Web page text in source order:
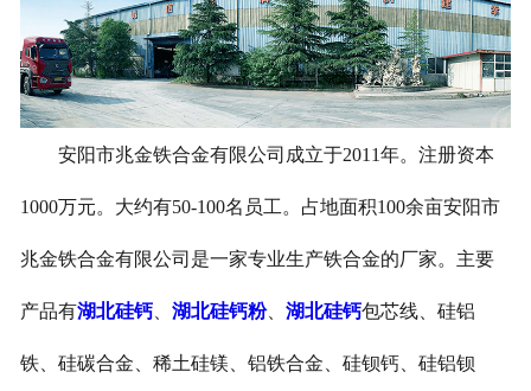
安阳市兆金铁合金有限公司成立于2011年。注册资本
1000万元。大约有50-100名员工。占地面积100余亩安阳市
兆金铁合金有限公司是一家专业生产铁合金的厂家。主要
产品有湖北硅钙、 湖北硅钙粉、 湖北硅钙包芯线、硅铝
铁、硅碳合金、稀土硅镁、铝铁合金、硅钡钙、硅铝钡